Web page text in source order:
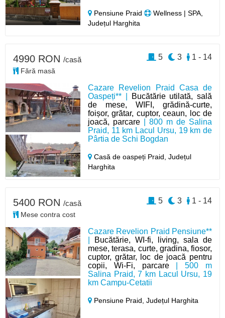
Pensiune Praid
Wellness | SPA,
Județul Harghita
Cazare Revelion Praid Casa de
Oaspeți** |
Bucătărie utilată, sală
de mese, WIFI, grădină-curte,
foișor, grătar, cuptor, ceaun, loc de
joacă, parcare | 800 m de Salina
Praid, 11 km Lacul Ursu, 19 km de
Pârtia de Schi Bogdan
Casă de oaspeți Praid,Județul
Harghita
4990 RON /casă
Fără masă
1 - 14
3
5
Cazare Revelion Praid Pensiune**
Bucătărie, WI-fi, living, sala de
mese, terasa, curte, gradina, fiosor,
cuptor, grătar, loc de joacă pentru
copii, Wi-Fi, parcare| 500 m
Salina Praid, 7 km Lacul Ursu, 19
km Campu-Cetatii
Pensiune Praid,Județul Harghita
5400 RON /casă
Mese contra cost
1 - 14
3
5